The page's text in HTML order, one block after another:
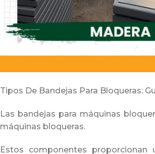
Tipos De Bandejas Para Bloqueras:
Las bandejas para máquinas
máquinas bloqueras.
Estos componentes